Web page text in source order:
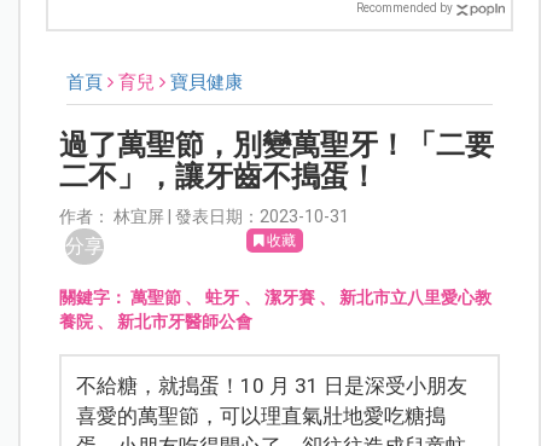
Recommended by
首頁 育兒 寶貝健康
過了萬聖節，別變萬聖牙！「二要
二不」，讓牙齒不搗蛋！
作者： 林宜屏 | 發表日期：2023-10-31
分享 收藏
關鍵字：萬聖節 、蛀牙 、 潔牙賽、 新北市立八里愛心教
養院 、 新北市牙醫師公會
不給糖，就搗蛋！10 月 31 日是深受小朋友
喜愛的萬聖節，可以理直氣壯地愛吃糖搗